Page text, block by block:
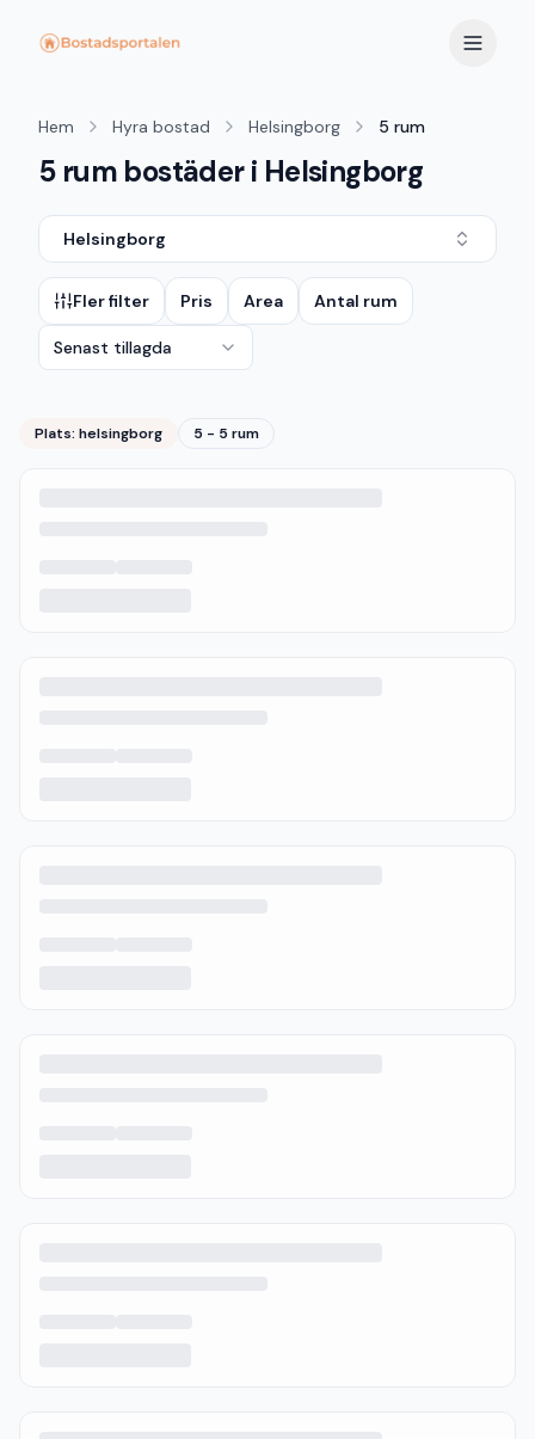
Hem Hyra bostad Helsingborg 5 rum
5 rum bostäder i Helsingborg
Helsingborg
Fler filter Pris Area Antal rum
Senast tillagda
Plats: helsingborg 5 - 5 rum